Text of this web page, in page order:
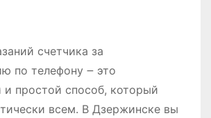
счетчика за
по телефону ౼ это
простой способ, который
всем. В Дзержинске вы